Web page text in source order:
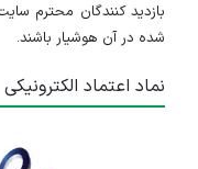
تهران
بازدید کنندگان محترم
شده در آن هوشیار باشند.
نماد اعتماد الکترونیکی